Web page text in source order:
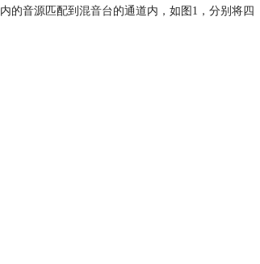
内的音源匹配到 混音台的通道内，如图1，分别将四